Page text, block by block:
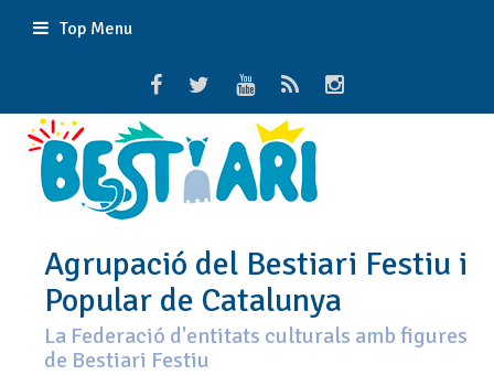
Top Menu
Agrupació del Bestiari Festiu i
Popular de Catalunya
La Federació d'entitats culturals amb figures
de Bestiari Festiu